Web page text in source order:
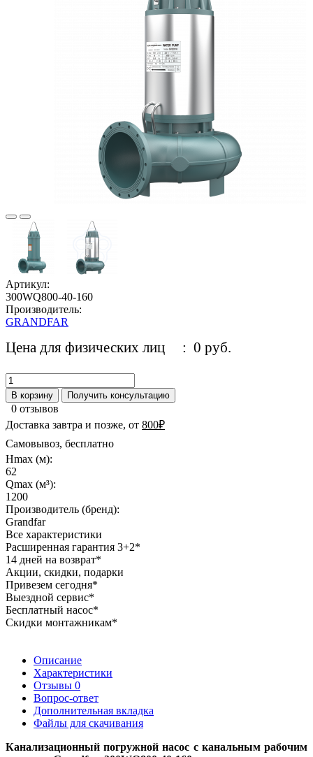
Артикул:
300WQ800-40-160
Производитель:
GRANDFAR
Цена для физических лиц : 0 руб.
В корзину Получить консультацию
0 отзывов
Доставка завтра и позже, от 800₽
Самовывоз, бесплатно
Hmax (м):
62
Qmax (м³):
1200
Производитель (бренд):
Grandfar
Все характеристики
Расширенная гарантия 3+2*
14 дней на возврат*
Акции, скидки, подарки
Привезем сегодня*
Выездной сервис*
Бесплатный насос*
Скидки монтажникам*
Описание
Характеристики
Отзывы 0
Вопрос-ответ
Дополнительная вкладка
Файлы для скачивания
Канализационный погружной насос с канальным рабочим